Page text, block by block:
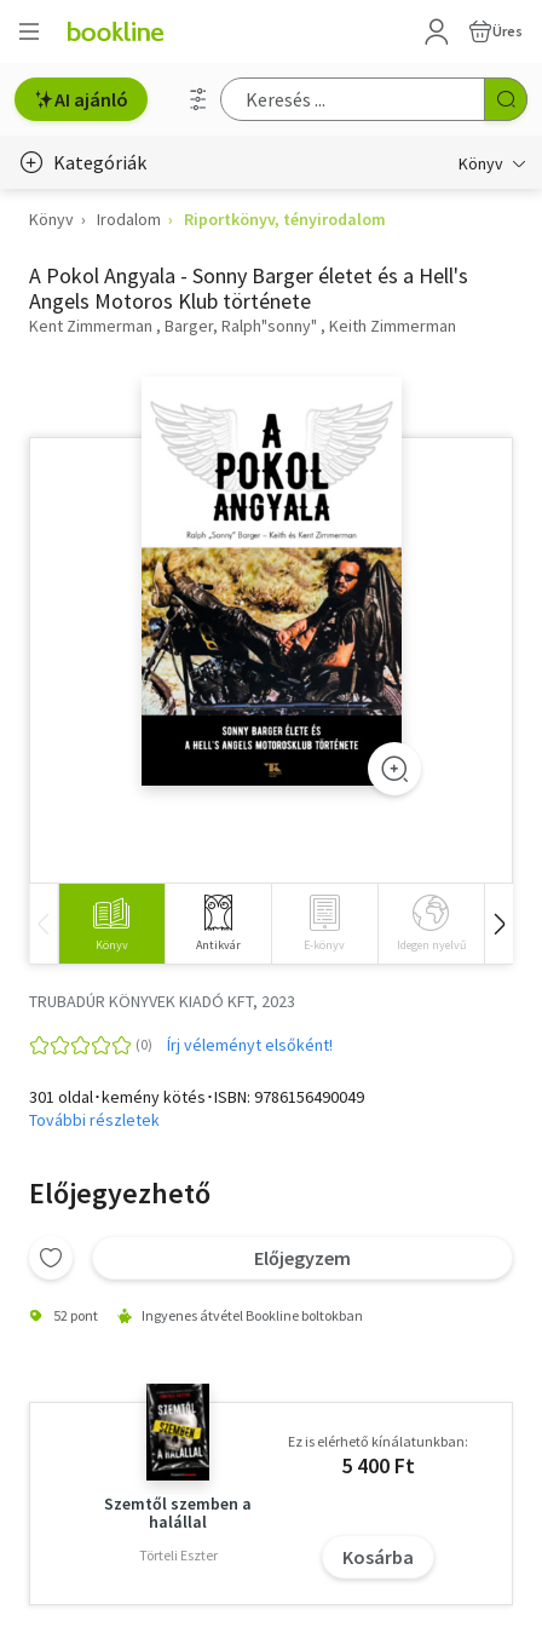
Üres
AI ajánló
Kategóriák Könyv
Életmód, egészség
Erotika
Gyermek- és ifjúsági
Szótár, nyelvkönyv
Tankönyv, segédkönyv
Társadalomtudomány
Természettudomány
Könyv Irodalom Riportkönyv, tényirodalom
A Pokol Angyala - Sonny Barger életet és a Hell's
Angels Motoros Klub története
Kent Zimmerman Barger, Ralph"sonny" Keith Zimmerman
Könyv Antikvár E-könyv Idegen nyelvű
TRUBADÚR KÖNYVEK KIADÓ KFT, 2023
Írj véleményt elsőként!
301 oldal･kemény kötés･ISBN: 9786156490049
További részletek
Előjegyezhető
Előjegyzem
52 pont Ingyenes átvétel Bookline boltokban
Szemtől szemben a
halállal
Törteli Eszter
Ez is elérhető kínálatunkban:
5 400 Ft
Kosárba